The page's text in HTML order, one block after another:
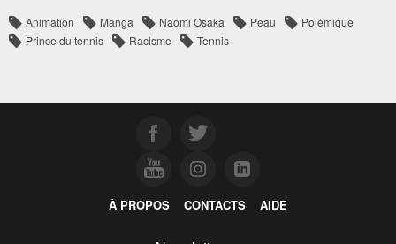
Animation Manga Naomi Osaka Peau
Polémique
Prince du tennis
Racisme Tennis
À PROPOS CONTACTS AIDE